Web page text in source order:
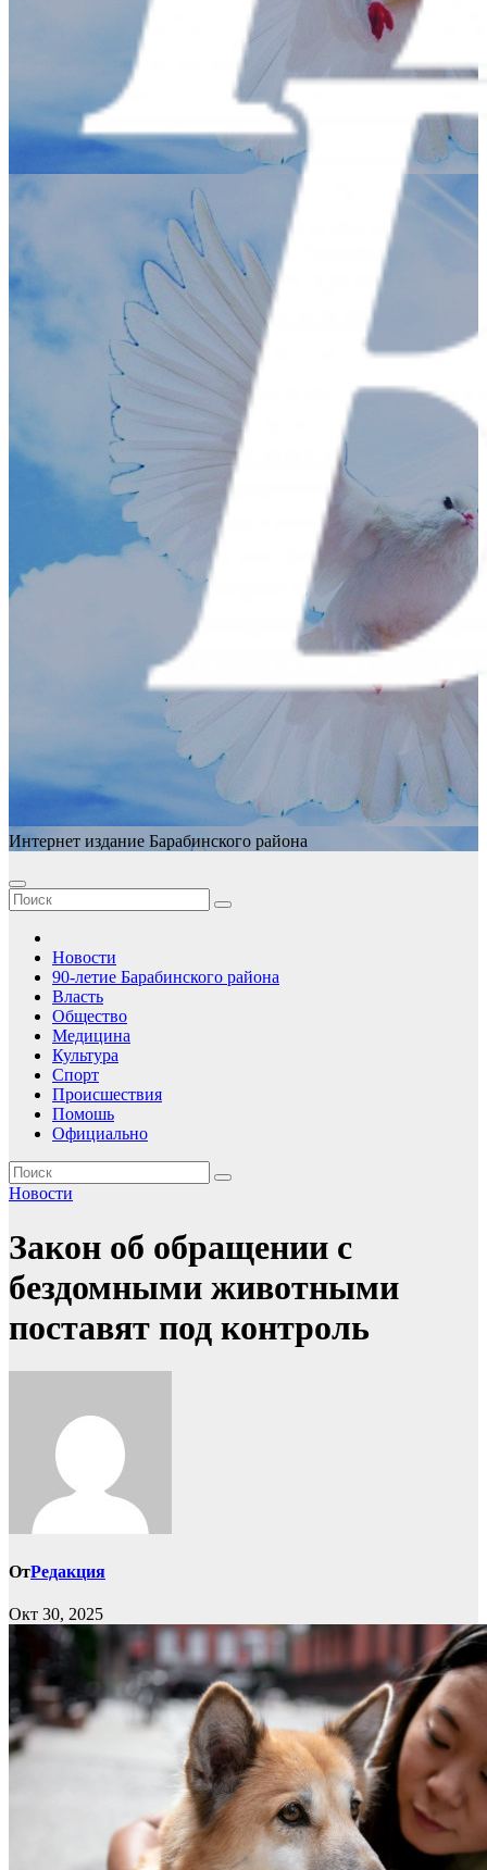
Интернет издание Барабинского района
Новости
90-летие Барабинского района
Власть
Общество
Медицина
Культура
Спорт
Происшествия
Помошь
Официально
Новости
Закон об обращении с
бездомными животными
поставят под контроль
ОтРедакция
Окт 30, 2025